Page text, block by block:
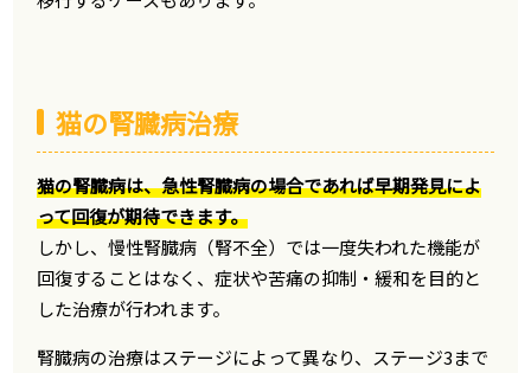
猫の腎臓病治療
猫の腎臓病は、急性腎臓病の場合であれば早期発見によ
って回復が期待できます。
しかし、慢性腎臓病（腎不全）では一度失われた機能が
回復することはなく、症状や苦痛の抑制・緩和を目的と
した治療が行われます。
腎臓病の治療はステージによって異なり、ステージ3まで